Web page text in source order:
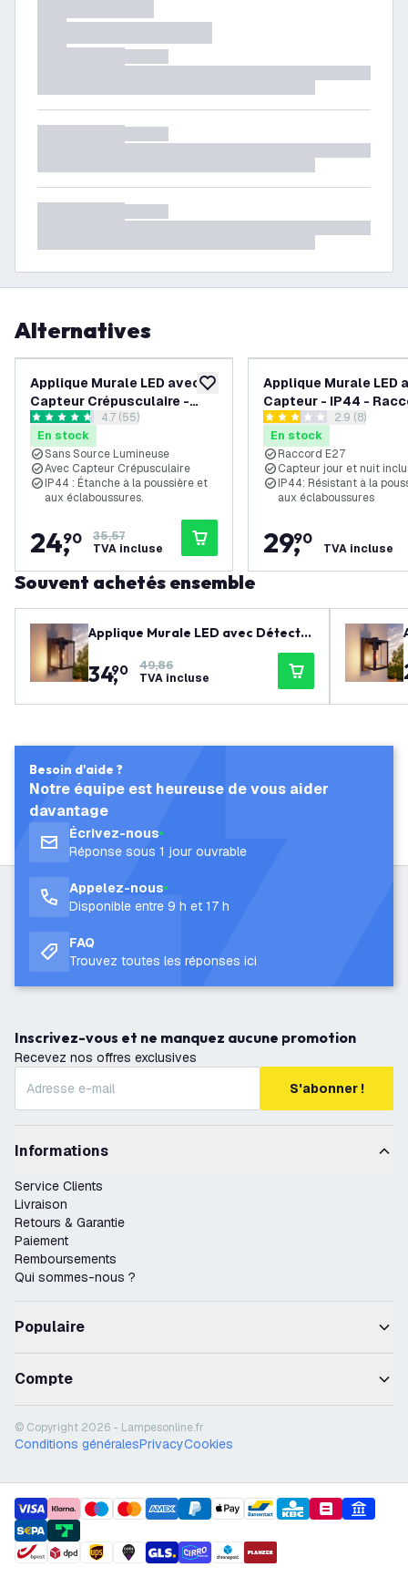
Alternatives
ajouter à la liste de souhaits
Applique Murale LED avec
Capteur Crépusculaire -
Raccord E27 - IP44 - Noir
ouvrir le tiroir des avis
4.7 étoiles de notation
4.7 (55)
En stock
Sans Source Lumineuse
Avec Capteur Crépusculaire
IP44 : Étanche à la poussière et
aux éclaboussures.
24,
90
35,57
TVA incluse
Applique Murale LED
Capteur - IP44 -
E27 - Noirouvrir le
2.9 étoiles de notation
2.9 (8)
En stock
Raccord E27
Capteur jour et nuit
IP44: Résistant à la
aux éclaboussures
29,
90
TVA incluse
Souvent achetés ensemble
Applique Murale LED avec Détecte
ur - IP44 - Raccord E27 - Anthracit
e
34,
90
49,86
TVA incluse
Besoin d'aide ?
Notre équipe est heureuse de vous aider
davantage
Écrivez-nous
Réponse sous 1 jour ouvrable
Appelez-nous
Disponible entre 9 h et 17 h
FAQ
Trouvez toutes les réponses ici
Inscrivez-vous et ne manquez aucune promotion
Recevez nos offres exclusives
S'abonner !
Informations
Service Clients
Livraison
Retours & Garantie
Paiement
Remboursements
Qui sommes-nous ?
Populaire
Compte
© Copyright 2026 - Lampesonline.fr
Conditions généralesPrivacyCookies
payment methods
shipment methods